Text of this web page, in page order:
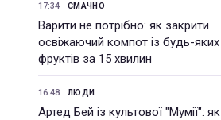
17:34 СМАЧНО
Варити не потрібно: як закрити
освіжаючий компот із будь-яких
фруктів за 15 хвилин
16:48 ЛЮДИ
Артед Бей із культової "Мумії": як